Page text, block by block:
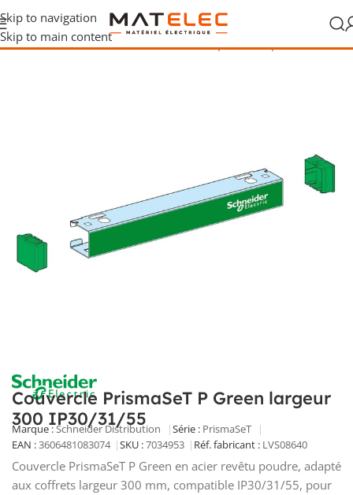
Skip to navigation
Skip to main content
/Tableaux de distribution/Portes et plastrons pour coffrets
Couvercle PrismaSeT P Green largeur
300 IP30/31/55
Marque :Schneider Distribution Série : PrismaSeT
EAN :3606481083074 SKU :7034953 Réf. fabricant : LVS08640
Couvercle PrismaSeT P Green en acier revêtu poudre, adapté
aux coffrets largeur 300 mm, compatible IP30/31/55, pour